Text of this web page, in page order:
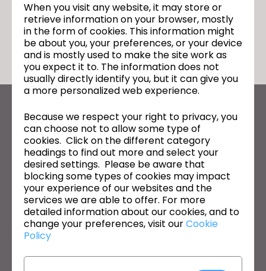
돌아가기
CLO의 최신 정보
뉴스, 프로모션, 리소스 및 다양한 소식을 확인하세요.
이메일 주소
General Terms of Use ,CLO Additional Terms Privacy Policy
동의합니다.
한국어
제품 솔루션
When you visit any website, it may store or
retrieve information on your browser, mostly
in the form of cookies. This information might
be about you, your preferences, or your device
and is mostly used to make the site work as
you expect it to. The information does not
usually directly identify you, but it can give you
a more personalized web experience.
Because we respect your right to privacy, you
can choose not to allow some type of
cookies. Click on the different category
headings to find out more and select your
desired settings. Please be aware that
blocking some types of cookies may impact
your experience of our websites and the
services we are able to offer. For more
detailed information about our cookies, and to
change your preferences, visit ourCookie
Policy